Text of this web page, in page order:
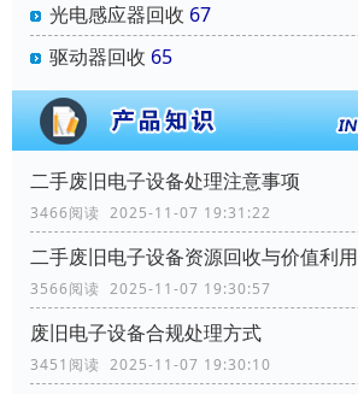
光电感应器回收 67
驱动器回收 65
二手废旧电子设备处理注意事项
3466阅读 2025-11-07 19:31:22
二手废旧电子设备资源回收与价值利用
3566阅读 2025-11-07 19:30:57
废旧电子设备合规处理方式
3451阅读 2025-11-07 19:30:10